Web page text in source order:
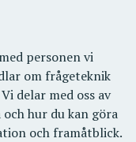
personen vi
om frågeteknik
delar med oss av
hur du kan göra
och framåtblick.